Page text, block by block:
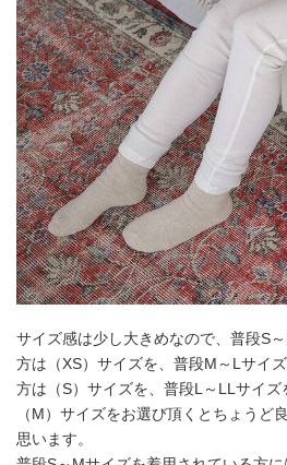
サイズ感は少し大きめなので、普段S
方は（XS）サイズを、普段M～Lサイ
方は（S）サイズを、普段L～LLサイズ
（M）サイズをお選び頂くとちょうど
思います。